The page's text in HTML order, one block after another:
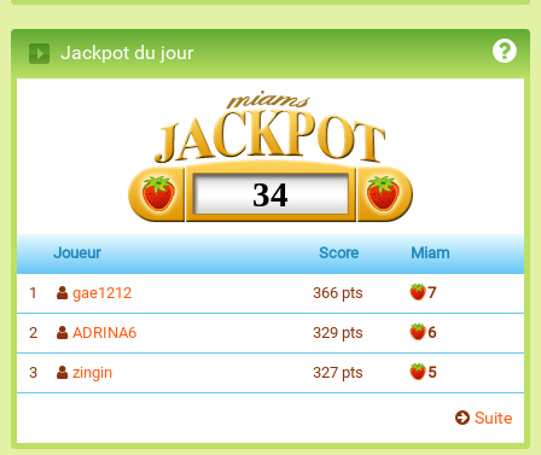
Jackpot du jour
34
Joueur Score Miam
1 gae1212 366 pts 7
2 ADRINA6 329 pts 6
3 zingin 327 pts 5
Suite